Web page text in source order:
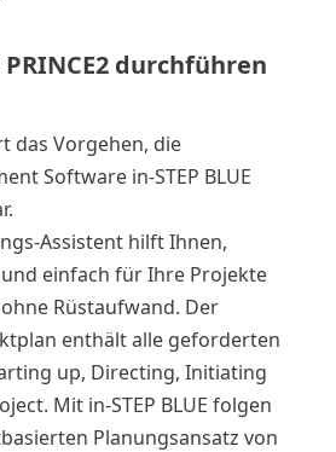
durchführen
das Vorgehen, die
Software in-STEP BLUE
Assistent hilft Ihnen,
und einfach für Ihre Projekte
Rüstaufwand. Der
enthält alle geforderten
up, Directing, Initiating
Mit in-STEP BLUE folgen
Planungsansatz von